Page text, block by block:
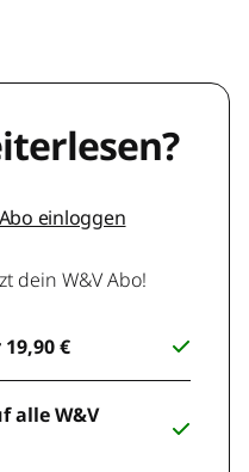
einloggen
dein W&V Abo!
€
alle W&V